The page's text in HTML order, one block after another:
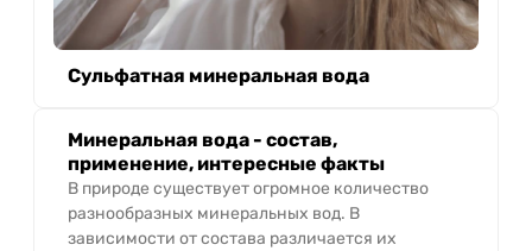
Сульфатная минеральная вода
Минеральная вода - состав,
применение, интересные факты
В природе существует огромное количество
разнообразных минеральных вод. В
зависимости от состава различается их